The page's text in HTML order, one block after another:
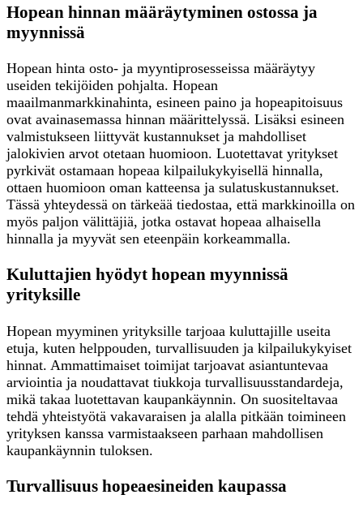
Hopean hinnan määräytyminen ostossa ja
myynnissä
Hopean hinta osto- ja myyntiprosesseissa määräytyy
useiden tekijöiden pohjalta. Hopean
maailmanmarkkinahinta, esineen paino ja hopeapitoisuus
ovat avainasemassa hinnan määrittelyssä. Lisäksi esineen
valmistukseen liittyvät kustannukset ja mahdolliset
jalokivien arvot otetaan huomioon. Luotettavat yritykset
pyrkivät ostamaan hopeaa kilpailukykyisellä hinnalla,
ottaen huomioon oman katteensa ja sulatuskustannukset.
Tässä yhteydessä on tärkeää tiedostaa, että markkinoilla on
myös paljon välittäjiä, jotka ostavat hopeaa alhaisella
hinnalla ja myyvät sen eteenpäin korkeammalla.
Kuluttajien hyödyt hopean myynnissä
yrityksille
Hopean myyminen yrityksille tarjoaa kuluttajille useita
etuja, kuten helppouden, turvallisuuden ja kilpailukykyiset
hinnat. Ammattimaiset toimijat tarjoavat asiantuntevaa
arviointia ja noudattavat tiukkoja turvallisuusstandardeja,
mikä takaa luotettavan kaupankäynnin. On suositeltavaa
tehdä yhteistyötä vakavaraisen ja alalla pitkään toimineen
yrityksen kanssa varmistaakseen parhaan mahdollisen
kaupankäynnin tuloksen.
Turvallisuus hopeaesineiden kaupassa